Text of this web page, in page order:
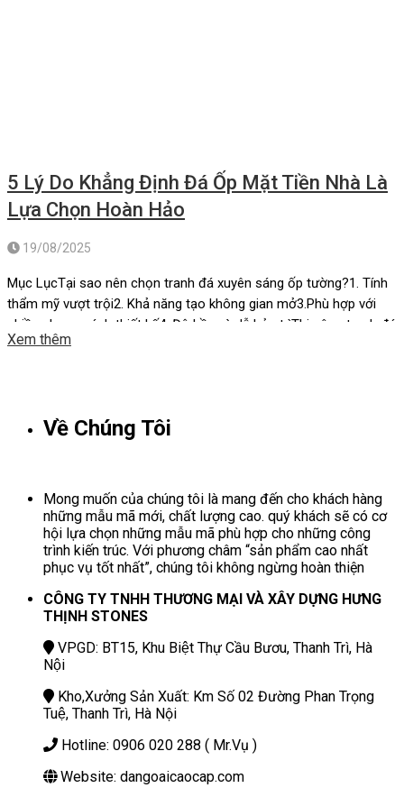
5 Lý Do Khẳng Định Đá Ốp Mặt Tiền Nhà Là
Lựa Chọn Hoàn Hảo
19/08/2025
Mục LụcTại sao nên chọn tranh đá xuyên sáng ốp tường?1. Tính
thẩm mỹ vượt trội2. Khả năng tạo không gian mở3.Phù hợp với
nhiều phong cách thiết kế4. Độ bền và dễ bảo trìThi công tranh đá
xuyên sáng ốp tườngĐá xuyên sáng ốp tườngMột số công trình
Xem thêm
Về Chúng Tôi
Mong muốn của chúng tôi là mang đến cho khách hàng
những mẫu mã mới, chất lượng cao. quý khách sẽ có cơ
hội lựa chọn những mẫu mã phù hợp cho những công
trình kiến trúc. Với phương châm “sản phẩm cao nhất
phục vụ tốt nhất”, chúng tôi không ngừng hoàn thiện
CÔNG TY TNHH THƯƠNG MẠI VÀ XÂY DỰNG HƯNG
THỊNH STONES
VPGD: BT15, Khu Biệt Thự Cầu Bươu, Thanh Trì, Hà
Nội
Kho,Xưởng Sản Xuất: Km Số 02 Đường Phan Trọng
Tuệ, Thanh Trì, Hà Nội
Hotline: 0906 020 288 ( Mr.Vụ )
Website: dangoaicaocap.com